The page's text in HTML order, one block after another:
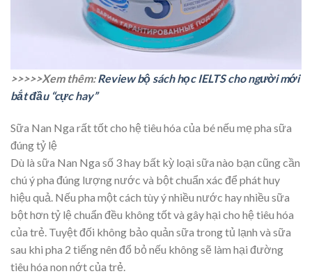
>>>>>Xem thêm:Review bộ sách học IELTS cho người mới
bắt đầu “cực hay”
Sữa Nan Nga rất tốt cho hệ tiêu hóa của bé nếu mẹ pha sữa
đúng tỷ lệ
Dù là sữa Nan Nga số 3 hay bất kỳ loại sữa nào bạn cũng cần
chú ý pha đúng lượng nước và bột chuẩn xác để phát huy
hiệu quả. Nếu pha một cách tùy ý nhiều nước hay nhiều sữa
bột hơn tỷ lệ chuẩn đều không tốt và gây hại cho hệ tiêu hóa
của trẻ. Tuyệt đối không bảo quản sữa trong tủ lạnh và sữa
sau khi pha 2 tiếng nên đổ bỏ nếu không sẽ làm hại đường
tiêu hóa non nớt của trẻ.